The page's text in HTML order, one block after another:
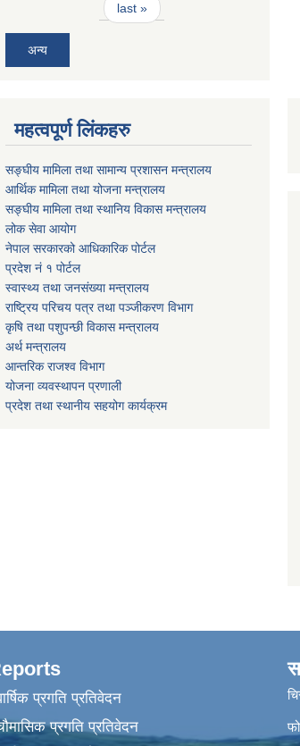
last »
अन्य
महत्वपूर्ण लिंकहरु
सङ्घीय मामिला तथा सामान्य प्रशासन मन्त्रालय
आर्थिक मामिला तथा योजना मन्त्रालय
सङ्घीय मामिला तथा स्थानिय विकास मन्त्रालय
लोक सेवा आयोग
नेपाल सरकारको आधिकारिक पोर्टल
प्रदेश नं १ पोर्टल
स्वास्थ्य तथा जनसंख्या मन्त्रालय
राष्ट्रिय परिचय पत्र तथा पञ्जीकरण विभाग
कृषि तथा पशुपन्छी विकास मन्त्रालय
अर्थ मन्त्रालय
आन्तरिक राजश्व विभाग
योजना व्यवस्थापन प्रणाली
प्रदेश तथा स्थानीय सहयोग कार्यक्रम
प्रगति प्रतिवेदन
प्रगति प्रतिवेदन